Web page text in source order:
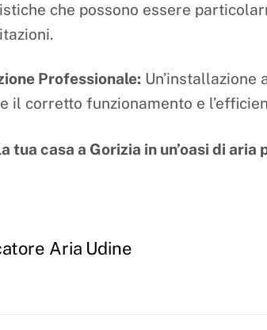
che possono essere
Professionale: Un’installazione
il corretto funzionamento e
tua casa a Gorizia in un’oasi di
Aria Udine